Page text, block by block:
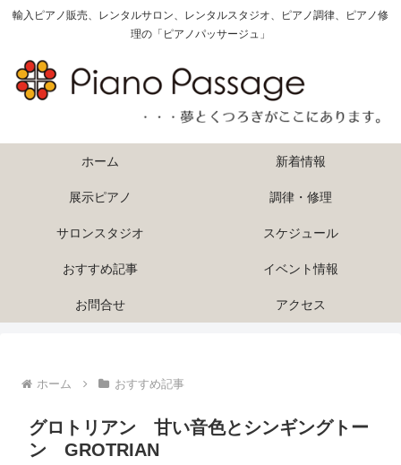
輸入ピアノ販売、レンタルサロン、レンタルスタジオ、ピアノ調律、ピアノ修
理の「ピアノパッサージュ」
ホーム 新着情報
展示ピアノ 調律・修理
サロンスタジオ スケジュール
おすすめ記事 イベント情報
お問合せ アクセス
ホーム おすすめ記事
グロトリアン 甘い音色とシンギングトー
ン GROTRIAN